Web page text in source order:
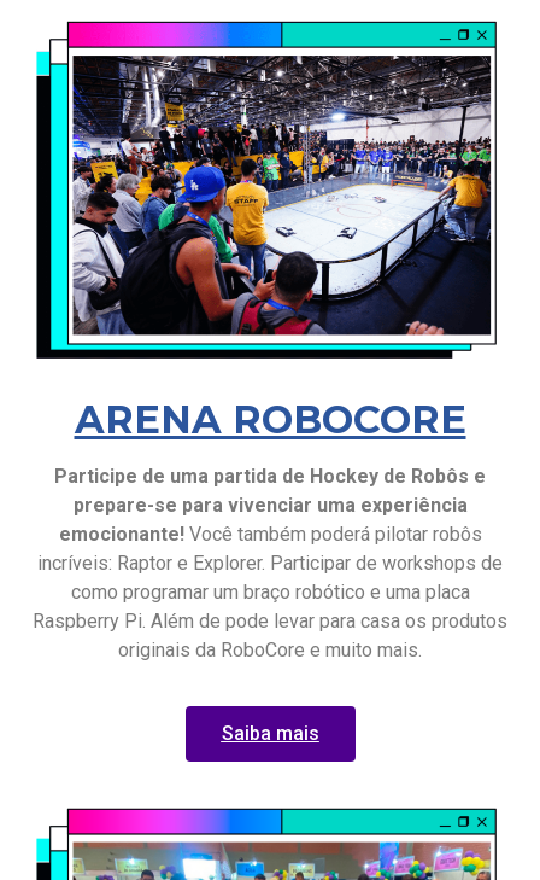
ARENA ROBOCORE
Participe de uma partida de Hockey de Robôs e
prepare-se para vivenciar uma experiência
emocionante! Você também poderá pilotar robôs
incríveis: Raptor e Explorer. Participar de workshops de
como programar um braço robótico e uma placa
Raspberry Pi. Além de pode levar para casa os produtos
originais da RoboCore e muito mais.
Saiba mais